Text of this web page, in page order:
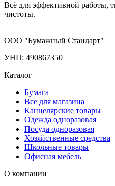
Всё для эффективной работы,
чистоты.
ООО "Бумажный Стандарт"
УНП: 490867350
Каталог
Бумага
Все для магазина
Канцелярские товары
Одежда одноразовая
Посуда одноразовая
Хозяйственные средства
Школьные товары
Офисная мебель
О компании